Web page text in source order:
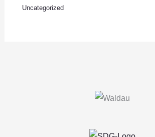
Uncategorized